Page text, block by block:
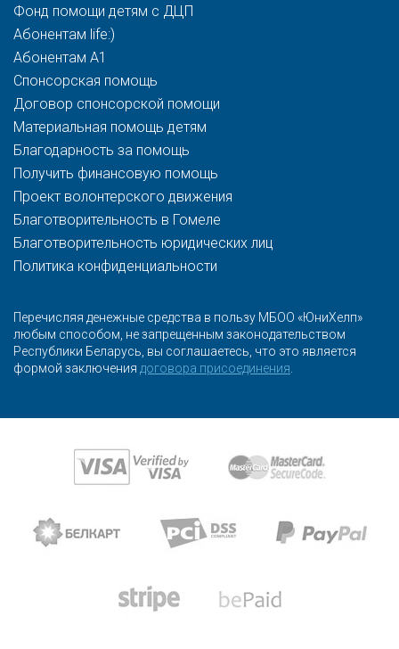
Фонд помощи детям с ДЦП
Абонентам life:)
Абонентам A1
Спонсорская помощь
Договор спонсорской помощи
Материальная помощь детям
Благодарность за помощь
Получить финансовую помощь
Проект волонтерского движения
Благотворительность в Гомеле
Благотворительность юридических лиц
Политика конфиденциальности
Перечисляя денежные средства в пользу МБОО «ЮниХелп»
любым способом, не запрещенным законодательством
Республики Беларусь, вы соглашаетесь, что это является
формой заключения договора присоединения